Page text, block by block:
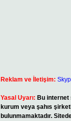
Reklam ve İletişim:
Yasal Uyarı: Bu
kurum veya şahıs
bulunmamaktadır.